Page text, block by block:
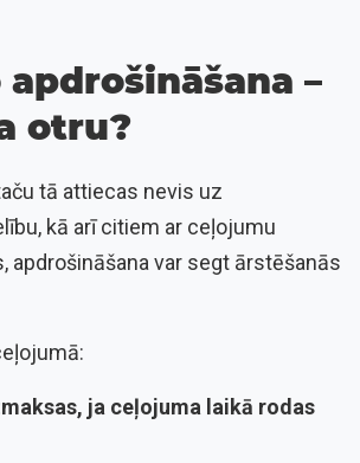
–
otru?
tā attiecas nevis uz
kā arī citiem ar ceļojumu
var segt ārstēšanās
ja ceļojuma laikā rodas